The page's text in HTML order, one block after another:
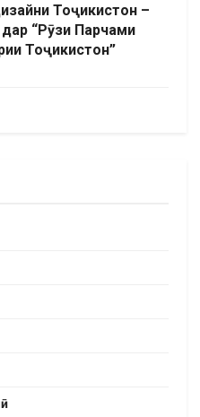
Тоҷикистон –
“Рӯзи Парчами
Тоҷикистон”